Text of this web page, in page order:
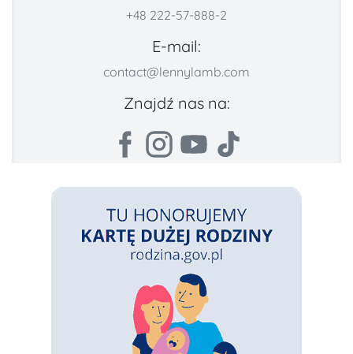
+48 222-57-888-2
E-mail:
contact@lennylamb.com
Znajdź nas na: